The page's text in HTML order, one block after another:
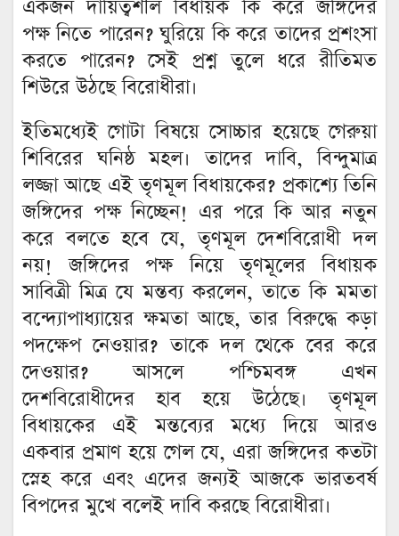
একজন দায়িত্বশীল বিধায়ক কি করে জঙ্গিদের
পক্ষ নিতে পারেন? ঘুরিয়ে কি করে তাদের প্রশংসা
করতে পারেন? সেই প্রশ্ন তুলে ধরে রীতিমত
শিউরে উঠছে বিরোধীরা।
ইতিমধ্যেই গোটা বিষয়ে সোচ্চার হয়েছে গেরুয়া
শিবিরের ঘনিষ্ঠ মহল। তাদের দাবি, বিন্দুমাত্র
লজ্জা আছে এই তৃণমূল বিধায়কের? প্রকাশ্যে তিনি
জঙ্গিদের পক্ষ নিচ্ছেন! এর পরে কি আর নতুন
করে বলতে হবে যে, তৃণমূল দেশবিরোধী দল
নয়! জঙ্গিদের পক্ষ নিয়ে তৃণমূলের বিধায়ক
সাবিত্রী মিত্র যে মন্তব্য করলেন, তাতে কি মমতা
বন্দ্যোপাধ্যায়ের ক্ষমতা আছে, তার বিরুদ্ধে কড়া
পদক্ষেপ নেওয়ার? তাকে দল থেকে বের করে
দেওয়ার? আসলে পশ্চিমবঙ্গ এখন
দেশবিরোধীদের হাব হয়ে উঠেছে। তৃণমূল
বিধায়কের এই মন্তব্যের মধ্যে দিয়ে আরও
একবার প্রমাণ হয়ে গেল যে, এরা জঙ্গিদের কতটা
স্নেহ করে এবং এদের জন্যই আজকে ভারতবর্ষ
বিপদের মুখে বলেই দাবি করছে বিরোধীরা।